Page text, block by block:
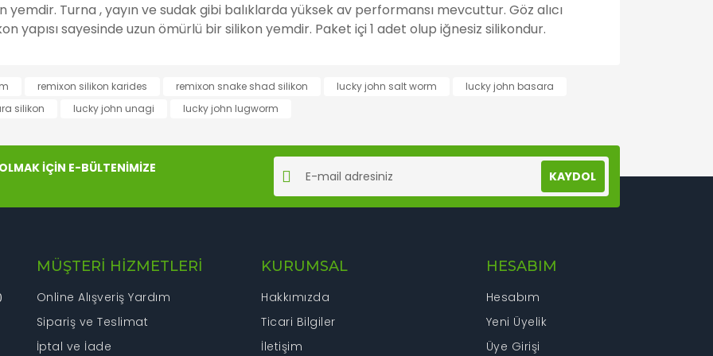
Turna , yayın ve sudak gibi balıklarda yüksek av performansı mevcuttur. Göz alıcı
yapısı sayesinde uzun ömürlü bir silikon yemdir. Paket içi 1 adet olup iğnesiz silikondur.
Yorum Yaz
remixon silikon karides remixon snake shad silikon lucky john salt worm
lucky john basara
silikon lucky john unagi lucky john lugworm
İÇİN E-BÜLTENİMİZE
KAYDOL
MÜŞTERİ HİZMETLERİ
Online Alışveriş Yardım
Sipariş ve Teslimat
İptal ve İade
KURUMSAL
Hakkımızda
Ticari Bilgiler
İletişim
HESABIM
Hesabım
Yeni Üyelik
Üye Girişi